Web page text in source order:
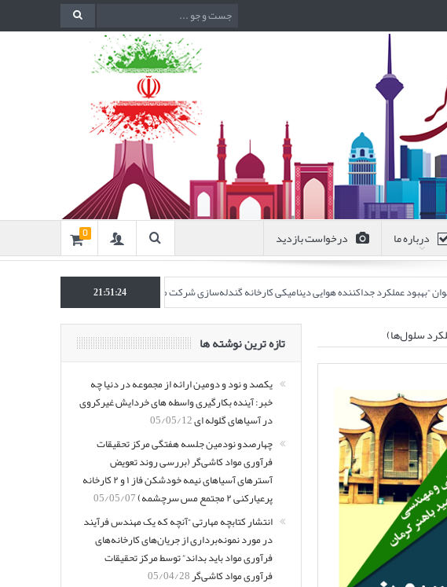
درباره ما درخواست بازدید 0
“بهبود عملکرد جداکننده هوایی دینامیکی کارخانه گندله‌سازی شرکت معدنی و صنعتی گل‌گهر” در نشریه
21:51:26
سلول‌ها) تازه ترین نوشته ها
یکصد و نود و دومین ارائه از مجموعه در دنیا چه
خبر: آینده بکارگیری واسطه های خردایش غیرکروی
در آسیاهای گلوله ای05/05/12
چهارصدو نودمین جلسه هفتگی مرکز تحقیقات
فرآوری مواد کاشی‌گر (بررسی روند تعویض
آسترهای آسیاهای نیمه خودشکن فاز ۱ و ۲ کارخانه
پرعیارکنی ۲ مجتمع مس سرچشمه)
05/05/07
انتشار کتابچه مهارتی “آنچه که یک مهندس فرآیند
در مورد نمونه‌برداری از جریان‌های کارخانه‌های
فرآوری مواد باید بداند” توسط مرکز تحقیقات
فرآوری مواد کاشی‌گر05/04/28